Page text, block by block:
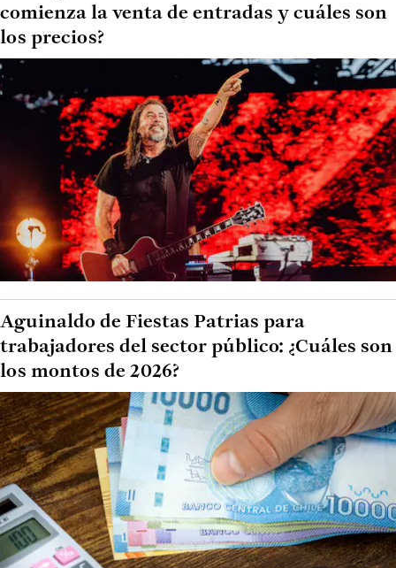
comienza la venta de entradas y cuáles son
los precios?
Aguinaldo de Fiestas Patrias para
trabajadores del sector público: ¿Cuáles son
los montos de 2026?